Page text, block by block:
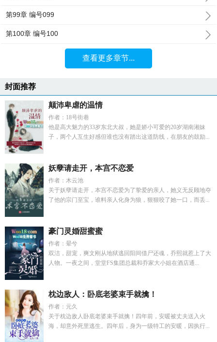
第99章 编号099
第100章 编号100
查看更多章节...
封面推荐
颠沛卑虐的温情
作者：18号街巷
他是高大魅力的33岁东北大叔，她是娇小可爱的20岁湖南湘妹
子，两个人互生好感但谁也没有踏出这道防线，在朋友的鼓励...
妖孽请走开，本宫不恋爱
作者：木云池
关于妖孽请走开，本宫不恋爱为了挚爱的亲人，她义无反顾地夺
了他的宗门至宝，谁料亲人化身为狼，狠狠咬了她一口，而丢...
豪门灵婚甜蜜蜜
作者：晕兮
双洁，甜宠，爽文刚从地狱逃回阳间借尸还魂，乔熙就惹上了大
人物。一夜之间，堂堂FS集团总裁和乔家大小姐在酒店通...
枕边敌人：卧底老婆束手就擒！
作者：元久
关于枕边敌人卧底老婆束手就擒！四年前，安暖被丈夫送入火
海，却意外死里逃生。四年后，身为一级特工的安暖，因执行...